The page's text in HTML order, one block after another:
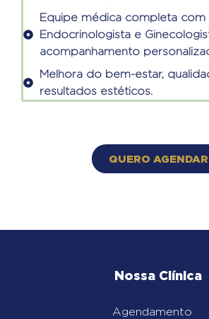
Equipe médica completa com
Endocrinologista e
acompanhamento
Melhora do bem-estar,
resultados estéticos.
QUERO AGENDAR
Nossa Clínica
Agendamento